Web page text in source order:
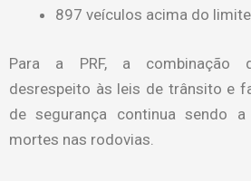
897 veículos acima do
Para a PRF, a combinação
desrespeito às leis de trânsito e
de segurança continua sendo
mortes nas rodovias.